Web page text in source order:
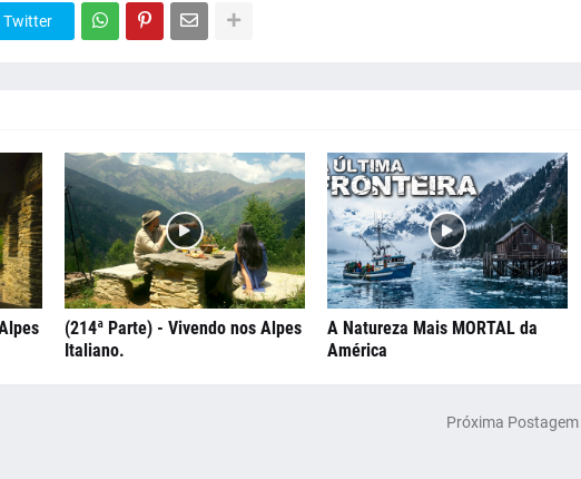
Twitter
(214ª Parte) - Vivendo nos Alpes
Italiano.
A Natureza Mais MORTAL da
América
Próxima Postagem